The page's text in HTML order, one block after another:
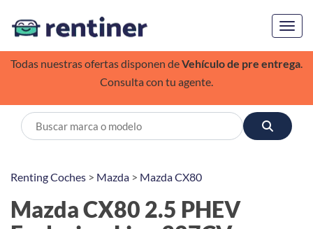
Todas nuestras ofertas disponen deVehículo de pre entrega.
Consulta con tu agente.
Renting Coches > Mazda > Mazda CX80
Mazda CX80 2.5 PHEV